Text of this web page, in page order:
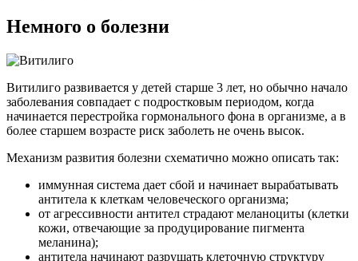
Немного о болезни
Витилиго развивается у детей старше 3 лет, но обычно начало
заболевания совпадает с подростковым периодом, когда
начинается перестройка гормонального фона в организме, а в
более старшем возрасте риск заболеть не очень высок.
Механизм развития болезни схематично можно описать так:
иммунная система дает сбой и начинает вырабатывать
антитела к клеткам человеческого организма;
от агрессивности антител страдают меланоциты (клетки
кожи, отвечающие за продуцирование пигмента
меланина);
антитела начинают разрушать клеточную структуру